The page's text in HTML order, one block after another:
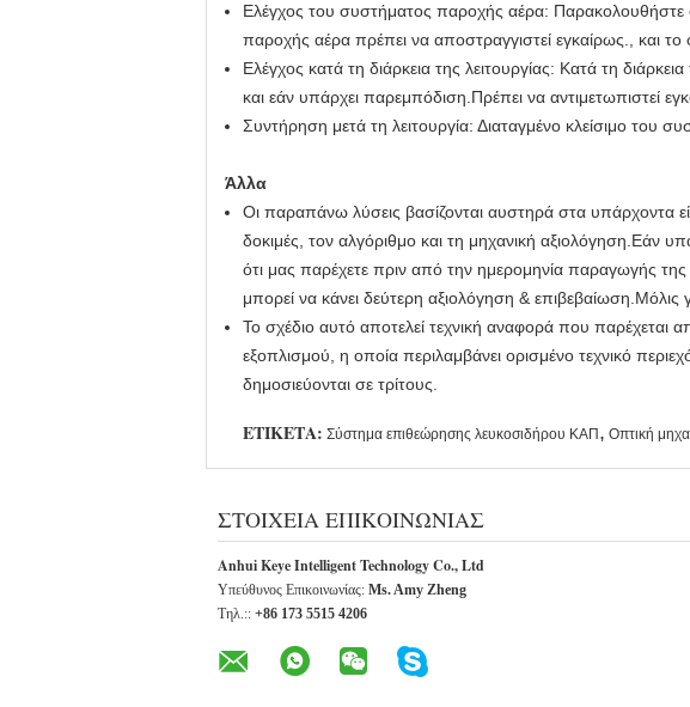
Ελέγχος του συστήματος παροχής αέρα: Παρακολουθήστε
παροχής αέρα πρέπει να αποστραγγιστεί εγκαίρως., και το
Ελέγχος κατά τη διάρκεια της λειτουργίας: Κατά τη
και εάν υπάρχει παρεμπόδιση.Πρέπει να αντιμετωπιστεί
Συντήρηση μετά τη λειτουργία: Διαταγμένο κλείσιμο του
Άλλα
Οι παραπάνω λύσεις βασίζονται αυστηρά στα υπάρχοντα
δοκιμές, τον αλγόριθμο και τη μηχανική αξιολόγηση.Εάν
ότι μας παρέχετε πριν από την ημερομηνία παραγωγής
μπορεί να κάνει δεύτερη αξιολόγηση &
Το σχέδιο αυτό αποτελεί τεχνική αναφορά που
εξοπλισμού, η οποία περιλαμβάνει ορισμένο τεχνικό
δημοσιεύονται σε τρίτους.
ΕΤΙΚΈΤΑ: Σύστημα επιθεώρησης λευκοσιδήρου ΚΑΠ , Οπτική
ΣΤΟΙΧΕΊΑ ΕΠΙΚΟΙΝΩΝΊΑΣ
Anhui Keye Intelligent Technology Co., Ltd
Υπεύθυνος Επικοινωνίας: Ms. Amy Zheng
Τηλ.:: +86 173 5515 4206